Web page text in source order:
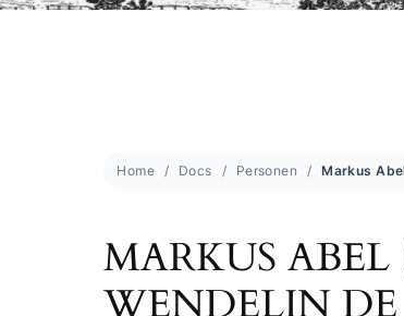
Home Docs Personen
MARKUS ABEL
WENDELIN